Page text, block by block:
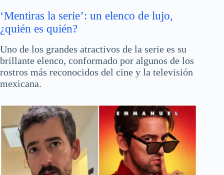
‘Mentiras la serie’: un elenco de lujo,
¿quién es quién?
Uno de los grandes atractivos de la serie es su
brillante elenco, conformado por algunos de los
rostros más reconocidos del cine y la televisión
mexicana.